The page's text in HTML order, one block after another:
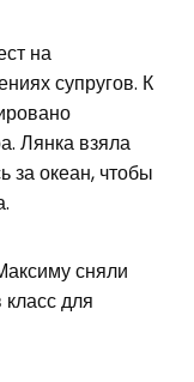
на
супругов. К
Лянка взяла
за океан, чтобы
сняли
для